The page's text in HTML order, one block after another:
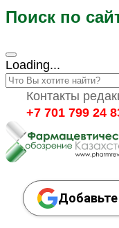
Поиск по
Loading...
Контакты
+7 701 799 24